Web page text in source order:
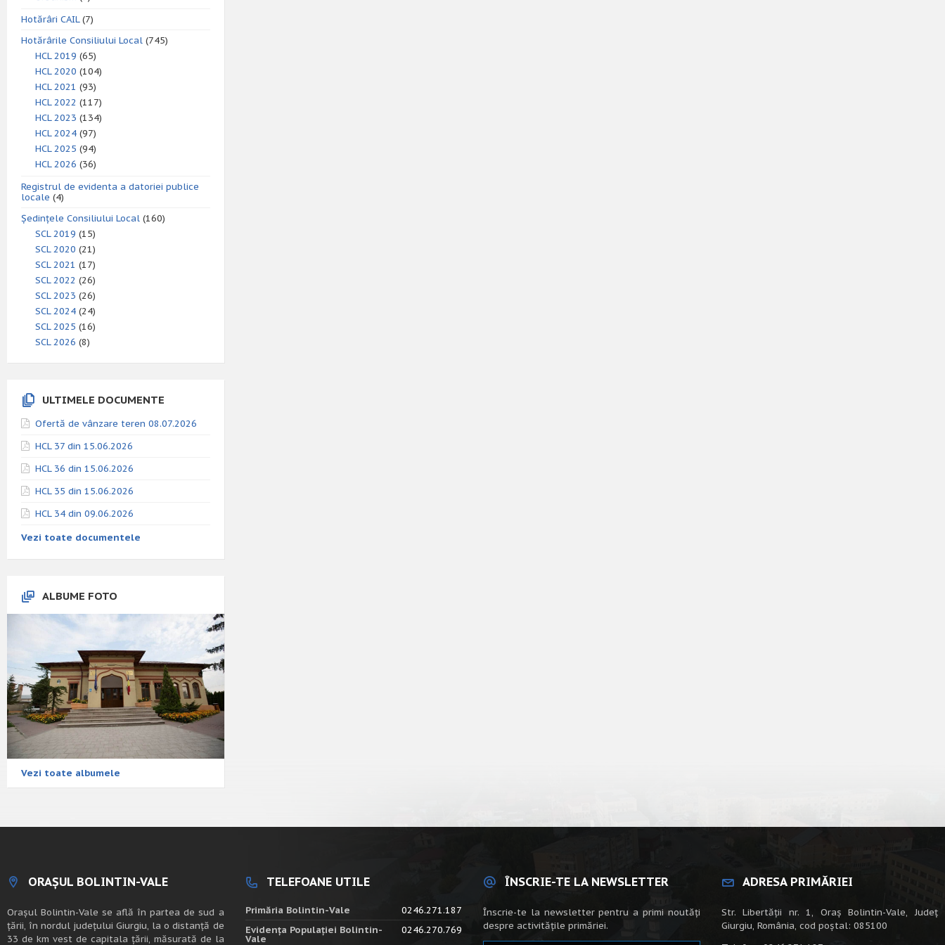
Hotărâri CAIL(7)
Hotărârile Consiliului Local (745)
HCL 2019 (65)
HCL 2020 (104)
HCL 2021 (93)
HCL 2022 (117)
HCL 2023 (134)
HCL 2024 (97)
HCL 2025 (94)
HCL 2026 (36)
Registrul de evidenta a datoriei publice
locale (4)
Ședințele Consiliului Local (160)
SCL 2019 (15)
SCL 2020 (21)
SCL 2021 (17)
SCL 2022 (26)
SCL 2023 (26)
SCL 2024 (24)
SCL 2025 (16)
SCL 2026 (8)
ULTIMELE DOCUMENTE
Ofertă de vânzare teren 08.07.2026
HCL 37 din 15.06.2026
HCL 36 din 15.06.2026
HCL 35 din 15.06.2026
HCL 34 din 09.06.2026
Vezi toate documentele
ALBUME FOTO
Vezi toate albumele
ORAȘUL BOLINTIN-VALE
Oraşul Bolintin-Vale se află în partea de sud a
ţării, în nordul judeţului Giurgiu, la o distanţă de
33 de km vest de capitala țării, măsurată de la
TELEFOANE UTILE
Primăria Bolintin-Vale
0246.271.187
Evidența Populației Bolintin-
Vale
0246.270.769
ÎNSCRIE-TE LA NEWSLETTER
Înscrie-te la newsletter pentru a primi noutăți
despre activitățile primăriei.
ADRESA PRIMĂRIEI
Str. Libertății nr. 1, Oraș Bolintin-Vale, Județ
Giurgiu, România, cod poștal: 085100